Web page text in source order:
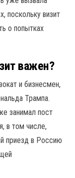
поскольку визит
о попытках
важен?
и бизнесмен,
Трампа.
занимал пост
в том числе,
приезд в Россию